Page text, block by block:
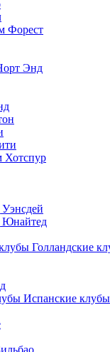
Форест
Энд
Хотспур
Голландские
Испанские клубы